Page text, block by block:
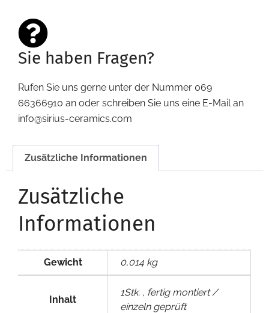
Sie haben Fragen?
Rufen Sie uns gerne unter der Nummer 069
66366910 an oder schreiben Sie uns eine E-Mail an
info@sirius-ceramics.com
Zusätzliche Informationen
Zusätzliche
Informationen
Gewicht 0,014 kg
Inhalt
1Stk. , fertig montiert /
einzeln geprüft